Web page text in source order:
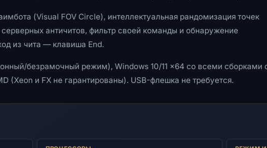
(Visual FOV Circle), интеллектуальная рандомизация точек
античитов, фильтр своей команды и обнаружение
из чита — клавиша End.
безрамочный режим), Windows 10/11 x64 со всеми сборками
(Xeon и FX не гарантированы). USB-флешка не требуется.